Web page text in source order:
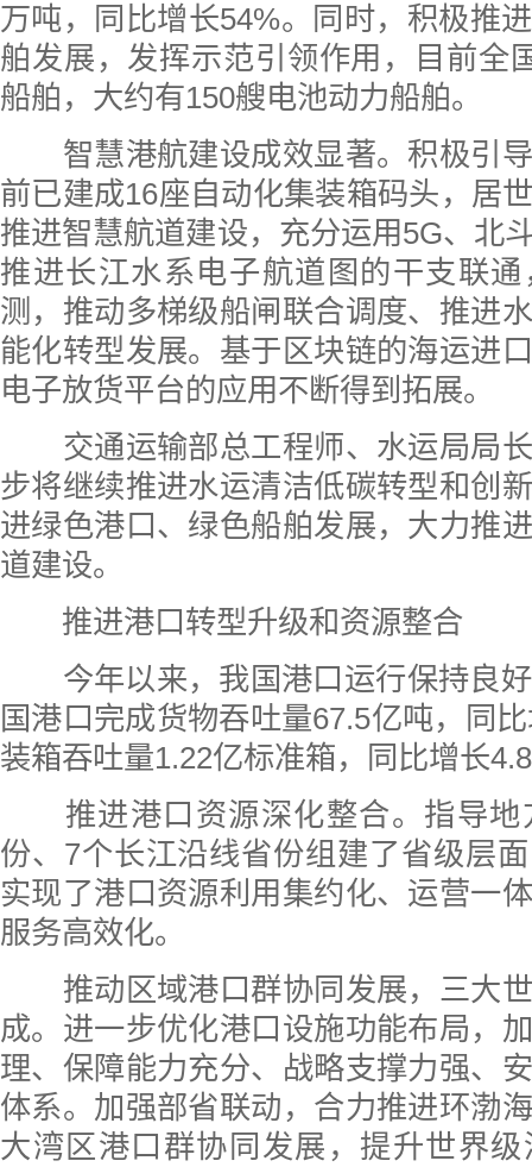
万吨，同比增长54%。同时，积极推
舶发展，发挥示范引领作用，目前全
船舶，大约有150艘电池动力船舶。
智慧港航建设成效显著。积极引导
前已建成16座自动化集装箱码头，居
推进智慧航道建设，充分运用5G、北
推进长江水系电子航道图的干支联
测，推动多梯级船闸联合调度、推进
能化转型发展。基于区块链的海运进
电子放货平台的应用不断得到拓展。
交通运输部总工程师、水运局局长
步将继续推进水运清洁低碳转型和创
进绿色港口、绿色船舶发展，大力推
道建设。
推进港口转型升级和资源整合
今年以来，我国港口运行保持良
国港口完成货物吞吐量67.5亿吨，同
装箱吞吐量1.22亿标准箱，同比增长
推进港口资源深化整合。指导地
份、7个长江沿线省份组建了省级层
实现了港口资源利用集约化、运营一
服务高效化。
推动区域港口群协同发展，三大世
成。进一步优化港口设施功能布局，
理、保障能力充分、战略支撑力强、
体系。加强部省联动，合力推进环渤
大湾区港口群协同发展，提升世界